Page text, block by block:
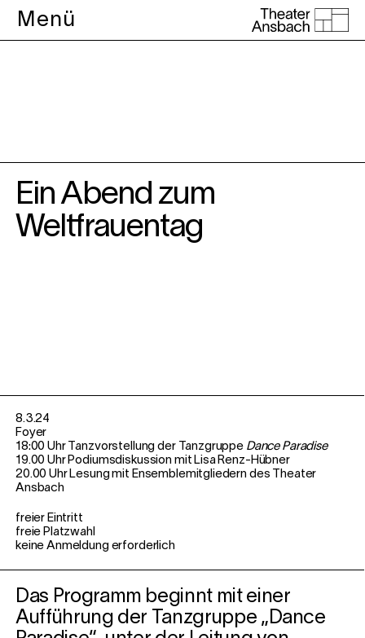
Menü
Ein Abend zum
Weltfrauentag
8.3.24
Foyer
18:00 Uhr Tanzvorstellung der Tanzgruppe Dance Paradise
19.00 Uhr Podiumsdiskussion mit Lisa Renz-Hübner
20.00 Uhr Lesung mit Ensemblemitgliedern des Theater
Ansbach
freier Eintritt
freie Platzwahl
keine Anmeldung erforderlich
Das Programm beginnt mit einer
Aufführung der Tanzgruppe „Dance